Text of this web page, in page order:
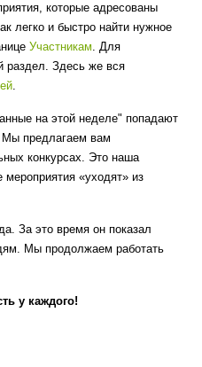
которые адресованы
легко и быстро найти нужное
Участникам. Для
раздел. Здесь же вся
.
на этой неделе" попадают
предлагаем вам
конкурсах. Это наша
«уходят» из
За это время он показал
Мы продолжаем работать
у каждого!